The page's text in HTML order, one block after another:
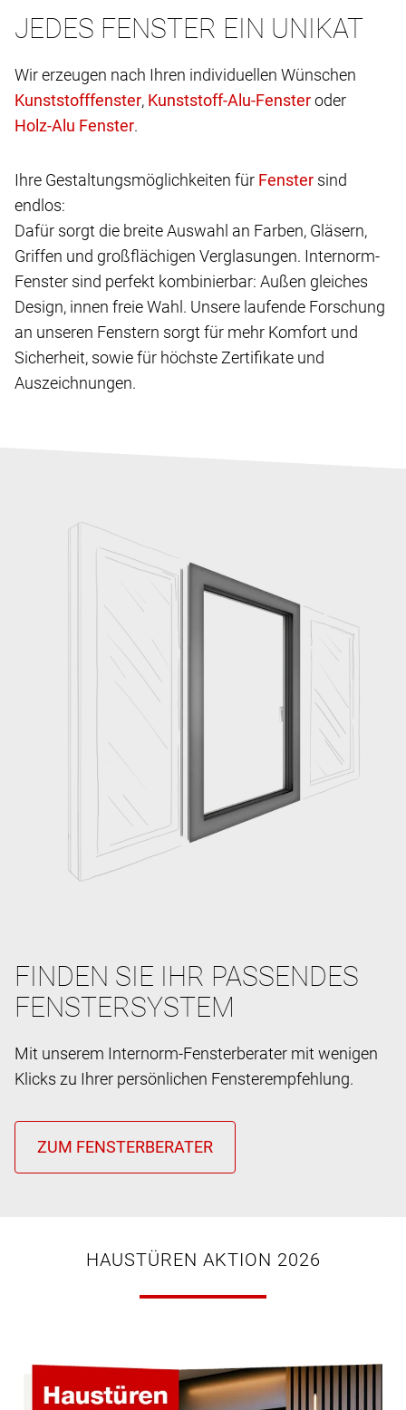
JEDES FENSTER EIN UNIKAT
Wir erzeugen nach Ihren individuellen Wünschen
,
oder
.
Ihre Gestaltungsmöglichkeiten für
sind
endlos:
Dafür sorgt die breite Auswahl an Farben, Gläsern,
Griffen und großflächigen Verglasungen. Internorm-
Fenster sind perfekt kombinierbar: Außen gleiches
Design, innen freie Wahl. Unsere laufende Forschung
an unseren Fenstern sorgt für mehr Komfort und
Sicherheit, sowie für höchste Zertifikate und
Auszeichnungen.
FINDEN SIE IHR PASSENDES
FENSTERSYSTEM
Mit unserem Internorm-Fensterberater mit wenigen
Klicks zu Ihrer persönlichen Fensterempfehlung.
HAUSTÜREN AKTION 2026